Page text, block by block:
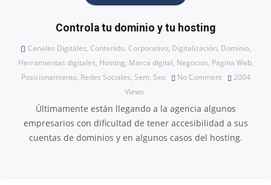
Controla tu dominio y tu hosting
Canales Digitales, Contenido, Corporativo, Digitalización, Dominio,
Herramientas digitales, Hosting, Marca digital, Negocios, Pagina Web,
Posicionamiento, Redes Sociales, Sem, Seo No Comment
2004
Views
Últimamente están llegando a la agencia algunos
empresarios con dificultad de tener accesibilidad a sus
cuentas de dominios y en algunos casos del hosting.